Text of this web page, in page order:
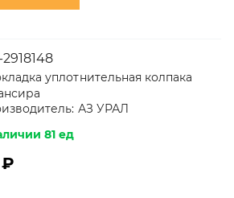
уплотнительная колпака
АЗ УРАЛ
81 ед